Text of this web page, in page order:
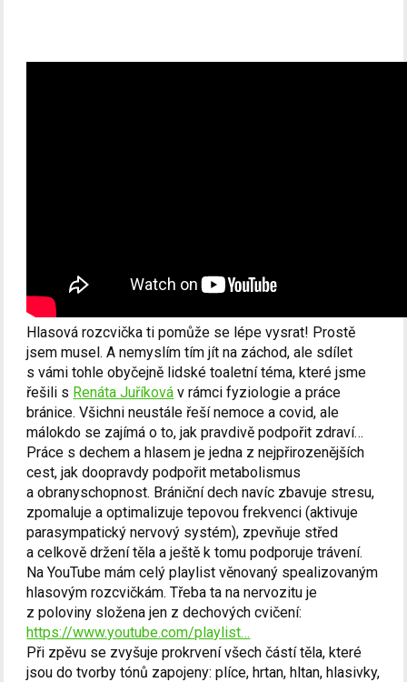
Hlasová rozcvička ti pomůže se lépe vysrat! Prostě
jsem musel. A nemyslím tím jít na záchod, ale sdílet
s vámi tohle obyčejně lidské toaletní téma, které jsme
řešili s Renáta Juříková v rámci fyziologie a práce
bránice. Všichni neustále řeší nemoce a covid, ale
málokdo se zajímá o to, jak pravdivě podpořit zdraví…
Práce s dechem a hlasem je jedna z nejpřirozenějších
cest, jak doopravdy podpořit metabolismus
a obranyschopnost. Brániční dech navíc zbavuje stresu,
zpomaluje a optimalizuje tepovou frekvenci (aktivuje
parasympatický nervový systém), zpevňuje střed
a celkově držení těla a ještě k tomu podporuje trávení.
Na YouTube mám celý playlist věnovaný spealizovaným
hlasovým rozcvičkám. Třeba ta na nervozitu je
z poloviny složena jen z dechových cvičení:
https://www.youtube.com/playlist…
Při zpěvu se zvyšuje prokrvení všech částí těla, které
jsou do tvorby tónů zapojeny: plíce, hrtan, hltan, hlasivky,